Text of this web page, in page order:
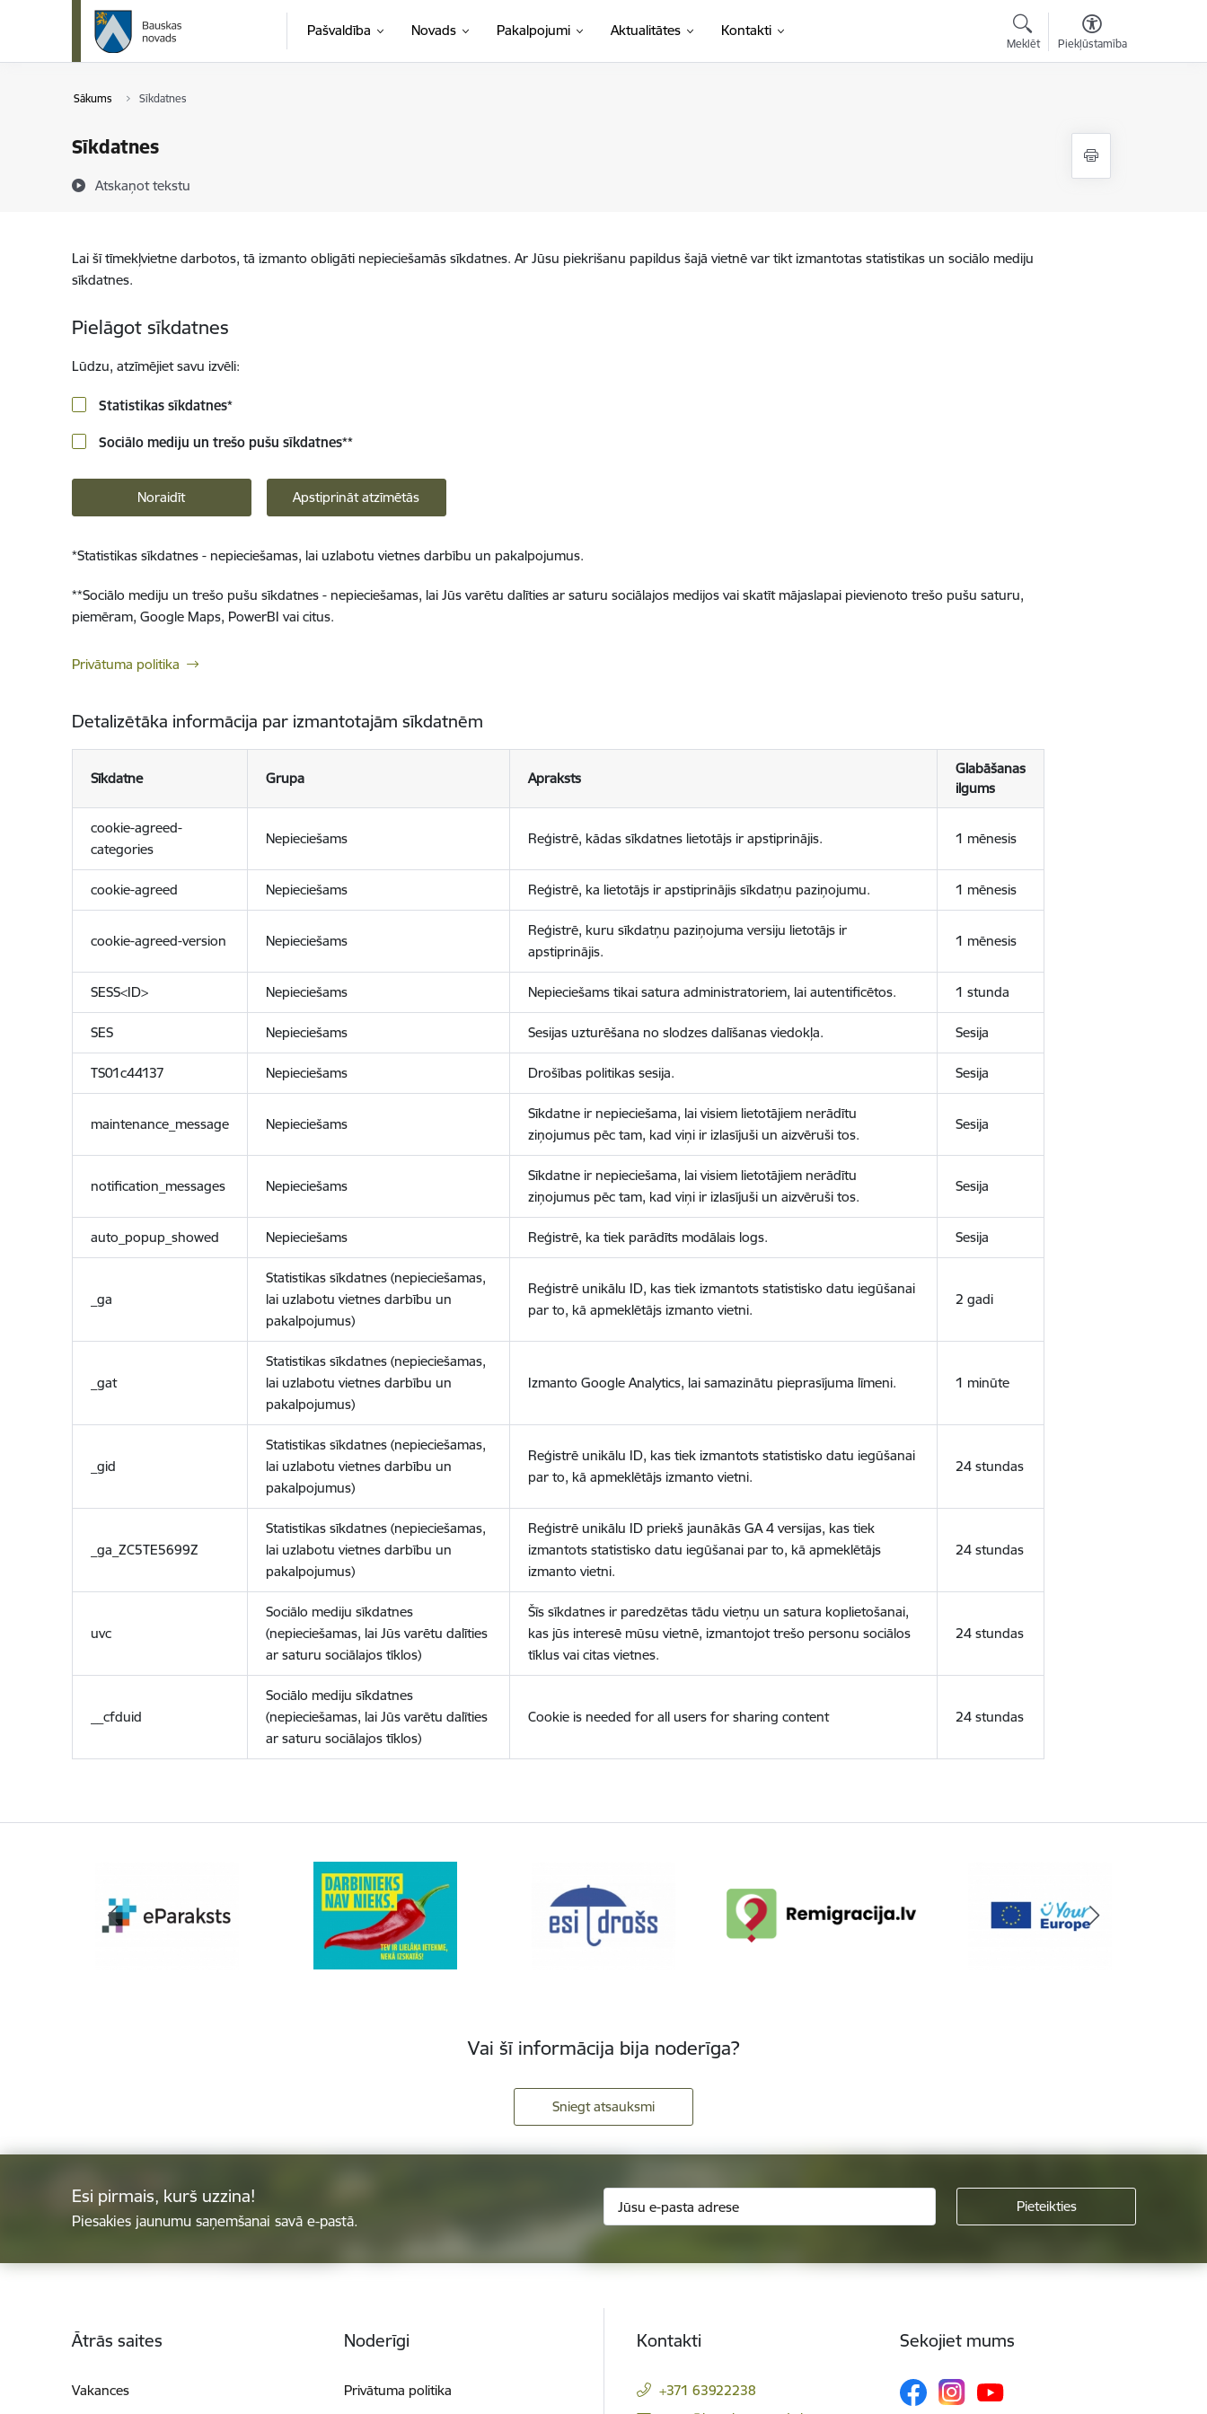
Pāriet uz lapas saturu
Pašvaldība Novads Pakalpojumi Aktualitātes Kontakti
Meklēt Piekļūstamība
Sākums Sīkdatnes
Sīkdatnes
Atskaņot tekstu
Lai šī tīmekļvietne darbotos, tā izmanto obligāti nepieciešamās sīkdatnes. Ar Jūsu piekrišanu papildus šajā vietnē var tikt izmantotas statistikas un sociālo mediju
sīkdatnes.
Pielāgot sīkdatnes
Lūdzu, atzīmējiet savu izvēli:
Statistikas sīkdatnes*
Sociālo mediju un trešo pušu sīkdatnes**
Noraidīt Apstiprināt atzīmētās
*Statistikas sīkdatnes - nepieciešamas, lai uzlabotu vietnes darbību un pakalpojumus.
**Sociālo mediju un trešo pušu sīkdatnes - nepieciešamas, lai Jūs varētu dalīties ar saturu sociālajos medijos vai skatīt mājaslapai pievienoto trešo pušu saturu,
piemēram, Google Maps, PowerBI vai citus.
Privātuma politika
Detalizētāka informācija par izmantotajām sīkdatnēm
Sīkdatne Grupa Apraksts
Glabāšanas
ilgums
cookie-agreed-
categories
Nepieciešams Reģistrē, kādas sīkdatnes lietotājs ir apstiprinājis. 1 mēnesis
cookie-agreed Nepieciešams Reģistrē, ka lietotājs ir apstiprinājis sīkdatņu paziņojumu. 1 mēnesis
cookie-agreed-version Nepieciešams
Reģistrē, kuru sīkdatņu paziņojuma versiju lietotājs ir
apstiprinājis.
1 mēnesis
SESS<ID> Nepieciešams Nepieciešams tikai satura administratoriem, lai autentificētos. 1 stunda
SES Nepieciešams Sesijas uzturēšana no slodzes dalīšanas viedokļa. Sesija
TS01c44137 Nepieciešams Drošības politikas sesija. Sesija
maintenance_message Nepieciešams
Sīkdatne ir nepieciešama, lai visiem lietotājiem nerādītu
ziņojumus pēc tam, kad viņi ir izlasījuši un aizvēruši tos.
Sesija
notification_messages Nepieciešams
Sīkdatne ir nepieciešama, lai visiem lietotājiem nerādītu
ziņojumus pēc tam, kad viņi ir izlasījuši un aizvēruši tos.
Sesija
auto_popup_showed Nepieciešams Reģistrē, ka tiek parādīts modālais logs. Sesija
_ga
Statistikas sīkdatnes (nepieciešamas,
lai uzlabotu vietnes darbību un
pakalpojumus)
Reģistrē unikālu ID, kas tiek izmantots statistisko datu iegūšanai
par to, kā apmeklētājs izmanto vietni.
2 gadi
_gat
Statistikas sīkdatnes (nepieciešamas,
lai uzlabotu vietnes darbību un
pakalpojumus)
Izmanto Google Analytics, lai samazinātu pieprasījuma līmeni. 1 minūte
_gid
Statistikas sīkdatnes (nepieciešamas,
lai uzlabotu vietnes darbību un
pakalpojumus)
Reģistrē unikālu ID, kas tiek izmantots statistisko datu iegūšanai
par to, kā apmeklētājs izmanto vietni.
24 stundas
_ga_ZC5TE5699Z
Statistikas sīkdatnes (nepieciešamas,
lai uzlabotu vietnes darbību un
pakalpojumus)
Reģistrē unikālu ID priekš jaunākās GA 4 versijas, kas tiek
izmantots statistisko datu iegūšanai par to, kā apmeklētājs
izmanto vietni.
24 stundas
uvc
Sociālo mediju sīkdatnes
(nepieciešamas, lai Jūs varētu dalīties
ar saturu sociālajos tīklos)
Šīs sīkdatnes ir paredzētas tādu vietņu un satura koplietošanai,
kas jūs interesē mūsu vietnē, izmantojot trešo personu sociālos
tīklus vai citas vietnes.
24 stundas
__cfduid
Sociālo mediju sīkdatnes
(nepieciešamas, lai Jūs varētu dalīties
ar saturu sociālajos tīklos)
Cookie is needed for all users for sharing content 24 stundas
Vai šī informācija bija noderīga?
Sniegt atsauksmi
Esi pirmais, kurš uzzina!
Piesakies jaunumu saņemšanai savā e-pastā.
Ātrās saites
Vakances
Noderīgi
Privātuma politika
Kontakti
+371 63922238
Sekojiet mums